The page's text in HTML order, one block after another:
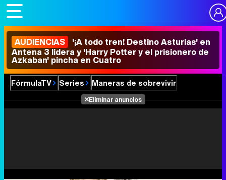
AUDIENCIAS '¡A todo tren! Destino Asturias' en
Antena 3 lidera y 'Harry Potter y el prisionero de
Azkaban' pincha en Cuatro
FórmulaTV Series Maneras de sobrevivir
Eliminar anuncios